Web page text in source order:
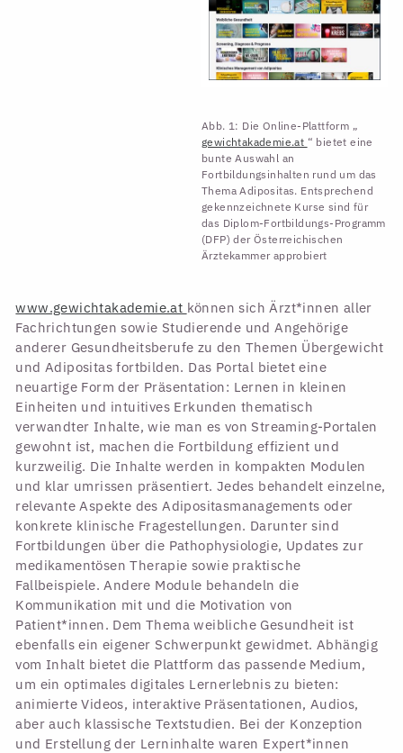
Abb. 1: Die Online-Plattform „
gewichtakademie.at “ bietet eine
bunte Auswahl an
Fortbildungsinhalten rund um das
Thema Adipositas. Entsprechend
gekennzeichnete Kurse sind für
das Diplom-Fortbildungs-Programm
(DFP) der Österreichischen
Ärztekammer approbiert
www.gewichtakademie.at können sich Ärzt*innen aller
Fachrichtungen sowie Studierende und Angehörige
anderer Gesundheitsberufe zu den Themen Übergewicht
und Adipositas fortbilden. Das Portal bietet eine
neuartige Form der Präsentation: Lernen in kleinen
Einheiten und intuitives Erkunden thematisch
verwandter Inhalte, wie man es von Streaming-Portalen
gewohnt ist, machen die Fortbildung effizient und
kurzweilig. Die Inhalte werden in kompakten Modulen
und klar umrissen präsentiert. Jedes behandelt einzelne,
relevante Aspekte des Adipositasmanagements oder
konkrete klinische Fragestellungen. Darunter sind
Fortbildungen über die Pathophysiologie, Updates zur
medikamentösen Therapie sowie praktische
Fallbeispiele. Andere Module behandeln die
Kommunikation mit und die Motivation von
Patient*innen. Dem Thema weibliche Gesundheit ist
ebenfalls ein eigener Schwerpunkt gewidmet. Abhängig
vom Inhalt bietet die Plattform das passende Medium,
um ein optimales digitales Lernerlebnis zu bieten:
animierte Videos, interaktive Präsentationen, Audios,
aber auch klassische Textstudien. Bei der Konzeption
und Erstellung der Lerninhalte waren Expert*innen